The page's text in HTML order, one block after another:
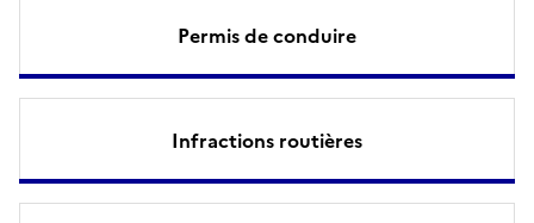
Permis de conduire
Infractions routières